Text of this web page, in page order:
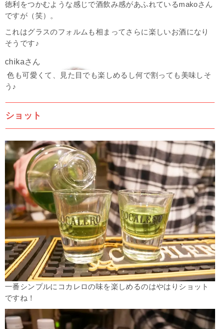
徳利をつかむような感じで酒飲み感があふれているmakoさん
ですが（笑）。
これはグラスのフォルムも相まってさらに楽しいお酒になり
そうです♪
色も可愛くて、見た目でも楽しめるし何で割っても美味しそ
う♪
ショット
一番シンプルにコカレロの味を楽しめるのはやはりショット
ですね！